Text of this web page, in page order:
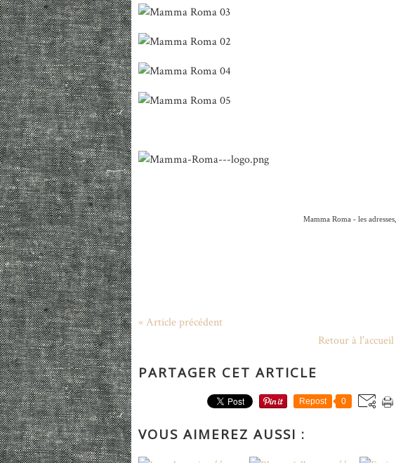
Mamma Roma - les adresses,
« Article précédent
Retour à l'accueil
PARTAGER CET ARTICLE
Repost 0
VOUS AIMEREZ AUSSI :